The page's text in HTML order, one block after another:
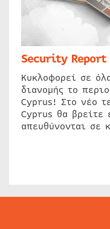
Security Report
Κυκλοφορεί σε
διανομής το
Cyprus! Στο νέο
Cyprus θα βρείτε
απευθύνονται σε